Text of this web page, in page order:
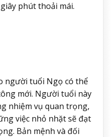
phút thoải mái.
người tuổi Ngọ có thể
mới. Người tuổi này
nhiệm vụ quan trọng,
việc nhỏ nhặt sẽ đạt
Bản mệnh và đối